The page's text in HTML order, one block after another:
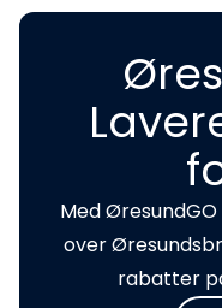
Med
over
rabatter